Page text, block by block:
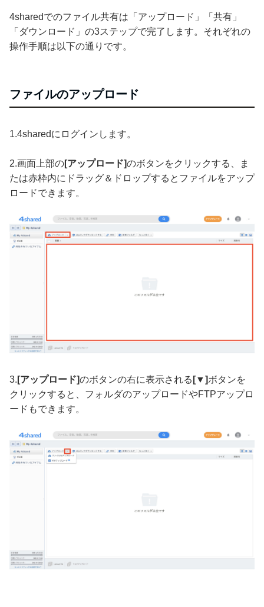
4sharedでのファイル共有は「アップロード」「共有」
「ダウンロード」の3ステップで完了します。それぞれの
操作手順は以下の通りです。
ファイルのアップロード
1.4sharedにログインします。
2.画面上部の[アップロード]のボタンをクリックする、ま
たは赤枠内にドラッグ＆ドロップするとファイルをアップ
ロードできます。
3. [アップロード]のボタンの右に表示される [▼]ボタンを
クリックすると、フォルダのアップロードやFTPアップロ
ードもできます。